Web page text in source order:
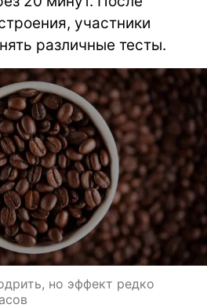
участники
различные тесты.
но эффект редко